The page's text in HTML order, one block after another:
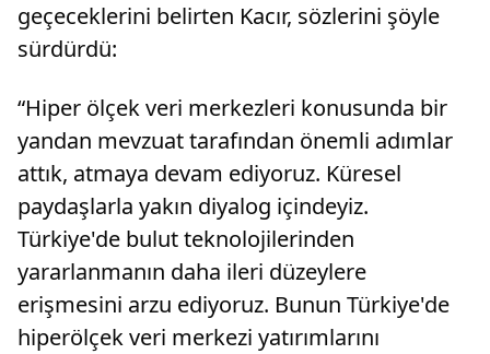
geçeceklerini belirten Kacır, sözlerini şöyle
sürdürdü:
“Hiper ölçek veri merkezleri konusunda bir
yandan mevzuat tarafından önemli adımlar
attık, atmaya devam ediyoruz. Küresel
paydaşlarla yakın diyalog içindeyiz.
Türkiye'de bulut teknolojilerinden
yararlanmanın daha ileri düzeylere
erişmesini arzu ediyoruz. Bunun Türkiye'de
hiperölçek veri merkezi yatırımlarını